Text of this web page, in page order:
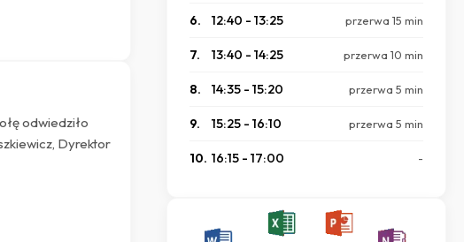
odwiedziło
Dyrektor
6. 12:40 - 13:25 przerwa 15 min
7. 13:40 - 14:25 przerwa 10 min
8. 14:35 - 15:20 przerwa 5 min
9. 15:25 - 16:10 przerwa 5 min
10. 16:15 - 17:00 -